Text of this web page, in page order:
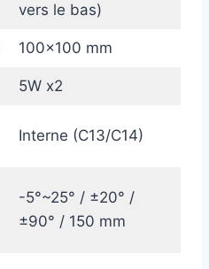
vers le bas)
100×100 mm
5W x2
Interne (C13/C14)
-5°~25° / ±20° /
±90° / 150 mm